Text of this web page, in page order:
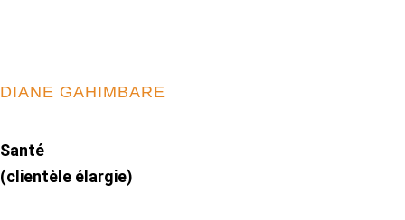
DIANE GAHIMBARE
Santé
(clientèle élargie)